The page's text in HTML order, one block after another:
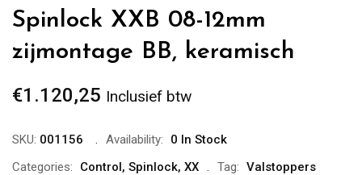
Spinlock XXB 08-12mm
zijmontage BB, keramisch
€1.120,25 Inclusief btw
SKU: 001156 Availability:
0 In Stock
Categories:
Control, Spinlock, XX Tag: Valstoppers